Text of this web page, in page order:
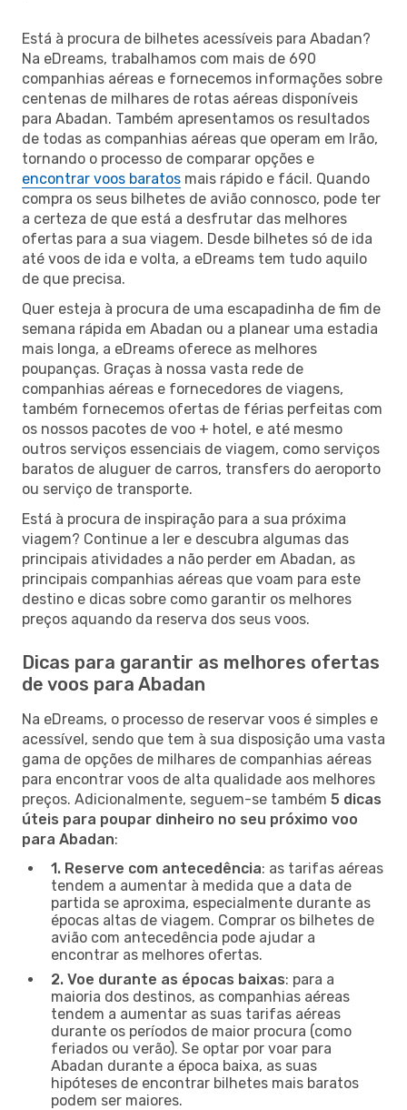
Está à procura de bilhetes acessíveis para Abadan?
Na eDreams, trabalhamos com mais de 690
companhias aéreas e fornecemos informações sobre
centenas de milhares de rotas aéreas disponíveis
para Abadan. Também apresentamos os resultados
de todas as companhias aéreas que operam em Irão,
tornando o processo de comparar opções e
encontrar voos baratos mais rápido e fácil. Quando
compra os seus bilhetes de avião connosco, pode ter
a certeza de que está a desfrutar das melhores
ofertas para a sua viagem. Desde bilhetes só de ida
até voos de ida e volta, a eDreams tem tudo aquilo
de que precisa.
Quer esteja à procura de uma escapadinha de fim de
semana rápida em Abadan ou a planear uma estadia
mais longa, a eDreams oferece as melhores
poupanças. Graças à nossa vasta rede de
companhias aéreas e fornecedores de viagens,
também fornecemos ofertas de férias perfeitas com
os nossos pacotes de voo + hotel, e até mesmo
outros serviços essenciais de viagem, como serviços
baratos de aluguer de carros, transfers do aeroporto
ou serviço de transporte.
Está à procura de inspiração para a sua próxima
viagem? Continue a ler e descubra algumas das
principais atividades a não perder em Abadan, as
principais companhias aéreas que voam para este
destino e dicas sobre como garantir os melhores
preços aquando da reserva dos seus voos.
Dicas para garantir as melhores ofertas
de voos para Abadan
Na eDreams, o processo de reservar voos é simples e
acessível, sendo que tem à sua disposição uma vasta
gama de opções de milhares de companhias aéreas
para encontrar voos de alta qualidade aos melhores
preços. Adicionalmente, seguem-se também 5 dicas
úteis para poupar dinheiro no seu próximo voo
para Abadan:
1. Reserve com antecedência: as tarifas aéreas
tendem a aumentar à medida que a data de
partida se aproxima, especialmente durante as
épocas altas de viagem. Comprar os bilhetes de
avião com antecedência pode ajudar a
encontrar as melhores ofertas.
2. Voe durante as épocas baixas: para a
maioria dos destinos, as companhias aéreas
tendem a aumentar as suas tarifas aéreas
durante os períodos de maior procura (como
feriados ou verão). Se optar por voar para
Abadan durante a época baixa, as suas
hipóteses de encontrar bilhetes mais baratos
podem ser maiores.